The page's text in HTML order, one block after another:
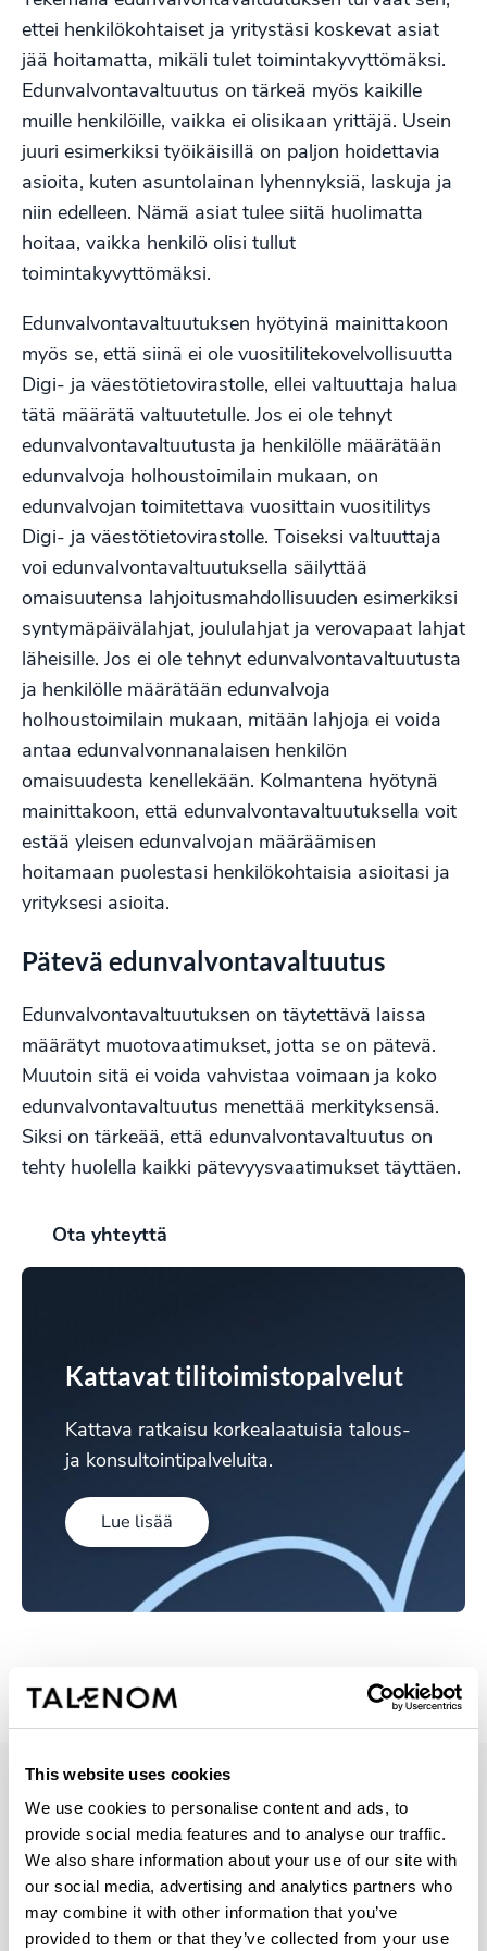
This website uses cookies
We use cookies to personalise content and ads, to
provide social media features and to analyse our traffic.
We also share information about your use of our site with
our social media, advertising and analytics partners who
may combine it with other information that you’ve
provided to them or that they’ve collected from your use
ettei henkilökohtaiset ja yritystäsi koskevat asiat
jää hoitamatta, mikäli tulet toimintakyvyttömäksi.
Edunvalvontavaltuutus on tärkeä myös kaikille
muille henkilöille, vaikka ei olisikaan yrittäjä. Usein
juuri esimerkiksi työikäisillä on paljon hoidettavia
asioita, kuten asuntolainan lyhennyksiä, laskuja ja
niin edelleen. Nämä asiat tulee siitä huolimatta
hoitaa, vaikka henkilö olisi tullut
toimintakyvyttömäksi.
Edunvalvontavaltuutuksen hyötyinä mainittakoon
myös se, että siinä ei ole vuositilitekovelvollisuutta
Digi- ja väestötietovirastolle, ellei valtuuttaja halua
tätä määrätä valtuutetulle. Jos ei ole tehnyt
edunvalvontavaltuutusta ja henkilölle määrätään
edunvalvoja holhoustoimilain mukaan, on
edunvalvojan toimitettava vuosittain vuositilitys
Digi- ja väestötietovirastolle. Toiseksi valtuuttaja
voi edunvalvontavaltuutuksella säilyttää
omaisuutensa lahjoitusmahdollisuuden esimerkiksi
syntymäpäivälahjat, joululahjat ja verovapaat lahjat
läheisille. Jos ei ole tehnyt edunvalvontavaltuutusta
ja henkilölle määrätään edunvalvoja
holhoustoimilain mukaan, mitään lahjoja ei voida
antaa edunvalvonnanalaisen henkilön
omaisuudesta kenellekään. Kolmantena hyötynä
mainittakoon, että edunvalvontavaltuutuksella voit
estää yleisen edunvalvojan määräämisen
hoitamaan puolestasi henkilökohtaisia asioitasi ja
yrityksesi asioita.
Pätevä edunvalvontavaltuutus
Edunvalvontavaltuutuksen on täytettävä laissa
määrätyt muotovaatimukset, jotta se on pätevä.
Muutoin sitä ei voida vahvistaa voimaan ja koko
edunvalvontavaltuutus menettää merkityksensä.
Siksi on tärkeää, että edunvalvontavaltuutus on
tehty huolella kaikki pätevyysvaatimukset täyttäen.
Ota yhteyttä
Kattavat tilitoimistopalvelut
Kattava ratkaisu korkealaatuisia talous-
ja konsultointipalveluita.
Lue lisää
Lue myös nämä
Ravintolan kassavirran hallinta –